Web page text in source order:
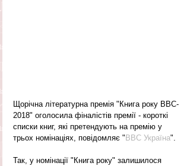
Щорічна літературна премія "Книга року BBC-
2018" оголосила фіналістів премії - короткі
списки книг, які претендують на премію у
трьох номінаціях, повідомляє " BBC Україна".
Так, у номінації "Книга року" залишилося